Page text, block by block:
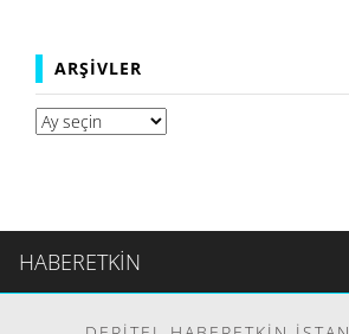
ARŞIVLER
Arşivler
HABERETKİN